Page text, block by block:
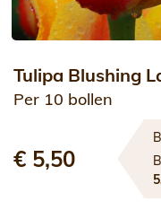
Tulipa Blushing
Per 10 bollen
€ 5,50